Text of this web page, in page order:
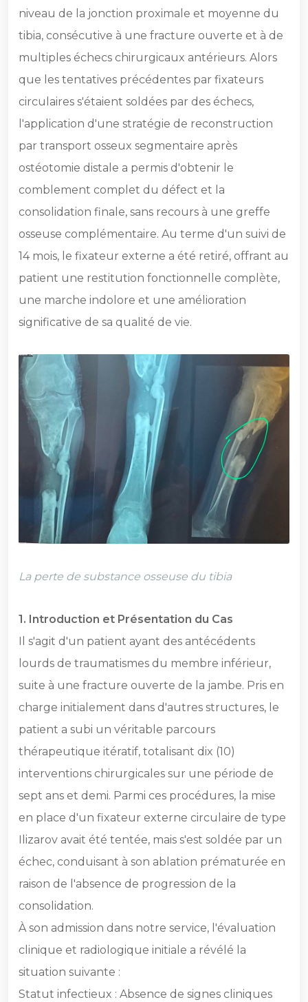
niveau de la jonction proximale et moyenne du
tibia, consécutive à une fracture ouverte et à de
multiples échecs chirurgicaux antérieurs. Alors
que les tentatives précédentes par fixateurs
circulaires s'étaient soldées par des échecs,
l'application d'une stratégie de reconstruction
par transport osseux segmentaire après
ostéotomie distale a permis d'obtenir le
comblement complet du défect et la
consolidation finale, sans recours à une greffe
osseuse complémentaire. Au terme d'un suivi de
14 mois, le fixateur externe a été retiré, offrant au
patient une restitution fonctionnelle complète,
une marche indolore et une amélioration
significative de sa qualité de vie.
La perte de substance osseuse du tibia
1.⁠ ⁠Introduction et Présentation du Cas
Il s'agit d'un patient ayant des antécédents
lourds de traumatismes du membre inférieur,
suite à une fracture ouverte de la jambe. Pris en
charge initialement dans d'autres structures, le
patient a subi un véritable parcours
thérapeutique itératif, totalisant dix (10)
interventions chirurgicales sur une période de
sept ans et demi. Parmi ces procédures, la mise
en place d'un fixateur externe circulaire de type
Ilizarov avait été tentée, mais s'est soldée par un
échec, conduisant à son ablation prématurée en
raison de l'absence de progression de la
consolidation.
À son admission dans notre service, l'évaluation
clinique et radiologique initiale a révélé la
situation suivante :
Statut infectieux : Absence de signes cliniques